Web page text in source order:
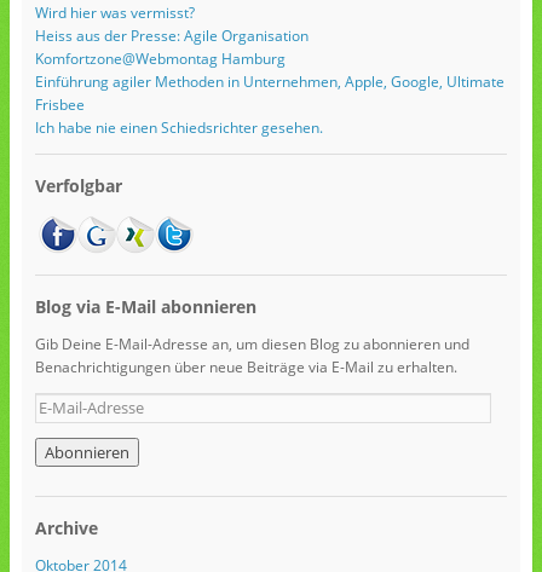
Wird hier was vermisst?
Heiss aus der Presse: Agile Organisation
Komfortzone@Webmontag Hamburg
Einführung agiler Methoden in Unternehmen, Apple, Google, Ultimate
Frisbee
Ich habe nie einen Schiedsrichter gesehen.
Verfolgbar
Blog via E-Mail abonnieren
Gib Deine E-Mail-Adresse an, um diesen Blog zu abonnieren und
Benachrichtigungen über neue Beiträge via E-Mail zu erhalten.
Archive
Oktober 2014